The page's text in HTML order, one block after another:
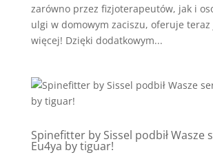
zarówno przez fizjoterapeutów, jak i
ulgi w domowym zaciszu, oferuje teraz
więcej! Dzięki dodatkowym...
Spinefitter by Sissel podbił Wasze
Eu4ya by tiguar!